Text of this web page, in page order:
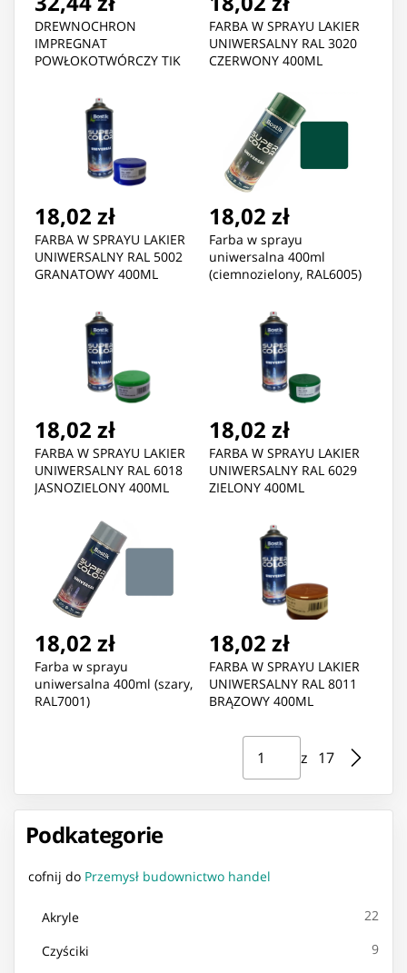
Podkategorie
cofnij do Przemysł budownictwo handel
Akryle 22
Czyściki 9
DREWNOCHRON
IMPREGNAT
POWŁOKOTWÓRCZY TIK
FARBA W SPRAYU LAKIER
UNIWERSALNY RAL 3020
CZERWONY 400ML
18,02 zł
FARBA W SPRAYU LAKIER
UNIWERSALNY RAL 5002
GRANATOWY 400ML
18,02 zł
Farba w sprayu
uniwersalna 400ml
(ciemnozielony, RAL6005)
18,02 zł
FARBA W SPRAYU LAKIER
UNIWERSALNY RAL 6018
JASNOZIELONY 400ML
18,02 zł
FARBA W SPRAYU LAKIER
UNIWERSALNY RAL 6029
ZIELONY 400ML
18,02 zł
Farba w sprayu
uniwersalna 400ml (szary,
RAL7001)
18,02 zł
FARBA W SPRAYU LAKIER
UNIWERSALNY RAL 8011
BRĄZOWY 400ML
Strona ⁨1⁩ z ⁨17⁩
z ⁨17⁩
Przejdź do strony